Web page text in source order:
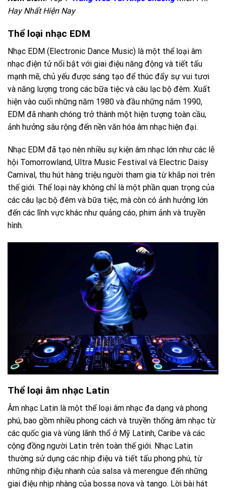
Hay Nhất Hiện Nay
Thể loại nhạc EDM
Nhạc EDM (Electronic Dance Music) là một thể loại âm
nhạc điện tử nổi bật với giai điệu năng động và tiết tấu
mạnh mẽ, chủ yếu được sáng tạo để thúc đẩy sự vui tươi
và năng lượng trong các bữa tiệc và câu lạc bộ đêm. Xuất
hiện vào cuối những năm 1980 và đầu những năm 1990,
EDM đã nhanh chóng trở thành một hiện tượng toàn cầu,
ảnh hưởng sâu rộng đến nền văn hóa âm nhạc hiện đại.
Nhạc EDM đã tạo nên nhiều sự kiện âm nhạc lớn như các lễ
hội Tomorrowland, Ultra Music Festival và Electric Daisy
Carnival, thu hút hàng triệu người tham gia từ khắp nơi trên
thế giới. Thể loại này không chỉ là một phần quan trọng của
các câu lạc bộ đêm và bữa tiệc, mà còn có ảnh hưởng lớn
đến các lĩnh vực khác như quảng cáo, phim ảnh và truyền
hình.
Thể loại âm nhạc Latin
Âm nhạc Latin là một thể loại âm nhạc đa dạng và phong
phú, bao gồm nhiều phong cách và truyền thống âm nhạc từ
các quốc gia và vùng lãnh thổ ở Mỹ Latinh, Caribe và các
cộng đồng người Latin trên toàn thế giới. Nhạc Latin
thường sử dụng các nhịp điệu và tiết tấu phong phú, từ
những nhịp điệu nhanh của salsa và merengue đến những
giai điệu nhịp nhàng của bossa nova và tango. Lời bài hát